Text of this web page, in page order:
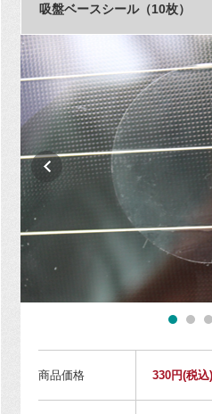
吸盤ベースシール（10枚）
商品価格 330円(税込)